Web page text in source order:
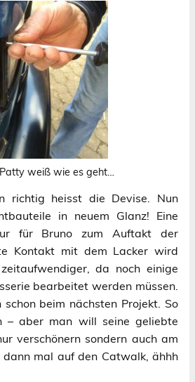
weiß wie es geht…
richtig heisst die Devise. Nun
in neuem Glanz! Eine
für Bruno zum Auftakt der
Kontakt mit dem Lacker wird
da noch einige
bearbeitet werden müssen.
schon beim nächsten Projekt. So
– aber man will seine geliebte
verschönern sondern auch am
mal auf den Catwalk, ähhh